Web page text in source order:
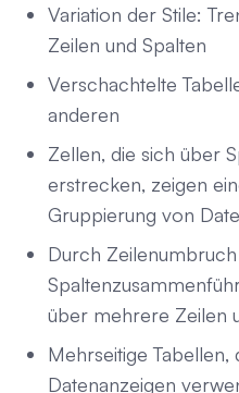
Variation der Stile:
Zeilen und Spalten
Verschachtelte
anderen
Zellen, die sich über
erstrecken, zeigen
Gruppierung von
Durch
über mehrere Zeilen
Mehrseitige Tabellen,
Datenanzeigen